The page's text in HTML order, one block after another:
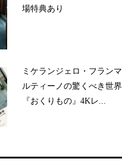
場特典あり
ミケランジェロ・フランマ
ルティーノの驚くべき世界
『おくりもの』4Kレ...